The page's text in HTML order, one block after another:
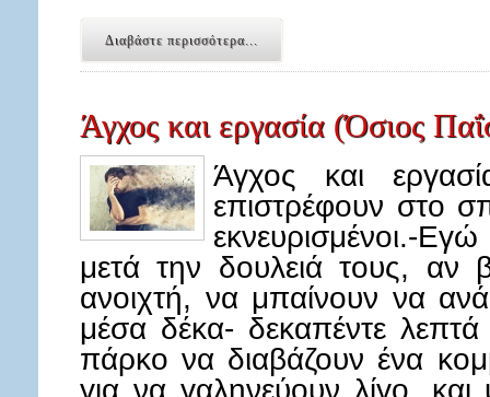
Διαβάστε περισσότερα...
Άγχος και εργασία (Όσιος
Άγχος και
επιστρέφουν στο
εκνευρισμένοι.-
μετά την δουλειά τους, αν
ανοιχτή, να μπαίνουν να
μέσα δέκα- δεκαπέντε
πάρκο να διαβάζουν ένα
για να γαληνεύουν λίγο,